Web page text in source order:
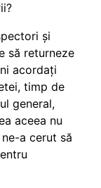
și
să returneze
acordați
timp de
general,
aceea nu
a cerut să